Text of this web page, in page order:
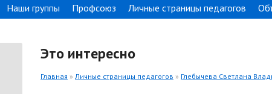
Наши группы Профсоюз Личные страницы педагогов
Это интересно
Главная » Личные страницы педагогов » Глебычева Светлана